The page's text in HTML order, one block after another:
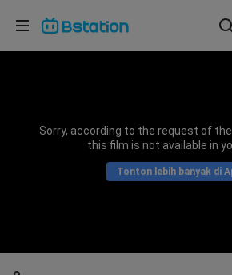
Sorry, according to the request of
this film is not available in
Tonton lebih banyak di
Pilih bahasa
Bahasa Indonesia